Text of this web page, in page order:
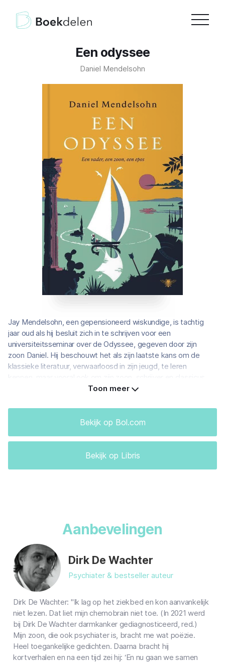
Een odyssee
Daniel Mendelsohn
Bekijk op Bol.com
Bekijk op Libris
Jay Mendelsohn, een gepensioneerd wiskundige, is tachtig
jaar oud als hij besluit zich in te schrijven voor een
universiteitsseminar over de Odyssee, gegeven door zijn
zoon Daniel. Hij beschouwt het als zijn laatste kans om de
klassieke literatuur, verwaarloosd in zijn jeugd, te leren
kennen, maar vooral ook om zijn zoon, schrijver en classicus,
beter te begrijpen. Samen besluiten de twee mannen een
Odysseus’ beroemde omzwervingen. De reis brengt lang
bewaarde geheimen aan het licht die Daniel helpen zijn
Het resultaat is een boek waarin de tijdloze thema’s van de
Toon meer
Aanbevelingen
Dirk De Wachter
Psychiater & bestseller auteur
Dirk De Wachter: "Ik lag op het ziekbed en kon aanvankelijk
niet lezen. Dat liet mijn chemobrain niet toe. (In 2021 werd
bij Dirk De Wachter darmkanker gediagnosticeerd, red.)
Mijn zoon, die ook psychiater is, bracht me wat poëzie.
Heel toegankelijke gedichten. Daarna bracht hij
kortverhalen en na een tijd zei hij: ‘En nu gaan we samen